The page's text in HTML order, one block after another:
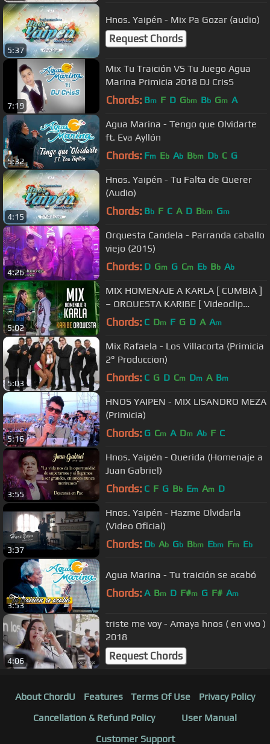
5:37
Hnos. Yaipén - Mix Pa Gozar (audio)
Request Chords
7:19
Mix Tu Traición VS Tu Juego Agua
Marina Primicia 2018 DJ CrisS
Chords: Bm F D Gbm Bb Gm A
5:32
Agua Marina - Tengo que Olvidarte
ft. Eva Ayllón
Chords: Fm Eb Ab Bbm Db C G
4:15
Hnos. Yaipén - Tu Falta de Querer
(Audio)
Chords: Bb F C A D Bbm Gm
4:26
Orquesta Candela - Parranda caballo
viejo (2015)
Chords: D Gm G Cm Eb Bb Ab
5:02
MIX HOMENAJE A KARLA [ CUMBIA ]
– ORQUESTA KARIBE [ Videoclip
Oficial ]
Chords: C Dm F G D A Am
5:03
Mix Rafaela - Los Villacorta (Primicia
2° Produccion)
Chords: C G D Cm Dm A Bm
5:16
HNOS YAIPEN - MIX LISANDRO MEZA
(Primicia)
Chords: G Cm A Dm Ab F C
3:55
Hnos. Yaipén - Querida (Homenaje a
Juan Gabriel)
Chords: C F G Bb Em Am D
3:37
Hnos. Yaipén - Hazme Olvidarla
(Video Oficial)
Chords: Db Ab Gb Bbm Ebm Fm Eb
3:53
Agua Marina - Tu traición se acabó
Chords: A Bm D F#m G F# Am
4:06
triste me voy - Amaya hnos ( en vivo )
2018
Request Chords
About ChordU Features Terms Of Use
Privacy Policy
Cancellation & Refund Policy
User Manual
Customer Support